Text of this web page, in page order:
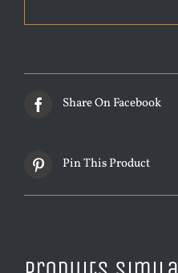
Share On Facebook
Pin This Product